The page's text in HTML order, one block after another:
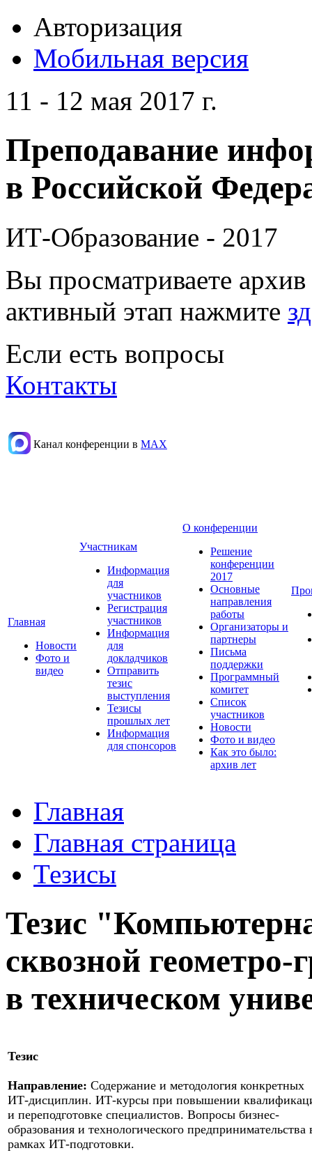
Авторизация
Мобильная версия
11 - 12 мая 2017 г.
Преподавание
в Российской
ИТ-Образование - 2017
Вы просматриваете
активный этап нажмите
Если есть вопросы
Контакты
Канал конференции в МАХ
Главная
Новости
Фото и
видео
Участникам
Информация
для
участников
Регистрация
участников
Информация
для
докладчиков
Отправить
тезис
выступления
Тезисы
прошлых лет
Информация
для спонсоров
О конференции
Решение
конференции
2017
Основные
направления
работы
Организаторы и
партнеры
Письма
поддержки
Программный
комитет
Список
участников
Новости
Фото и видео
Как это было:
архив лет
Главная
Главная страница
Тезисы
Тезис
сквозной геометро-
в техническом
Тезис
Направление: Содержание и методология конкретных
ИТ-дисциплин. ИТ-курсы при повышении
и переподготовке специалистов. Вопросы бизнес-
образования и технологического предпринимательства
рамках ИТ-подготовки.